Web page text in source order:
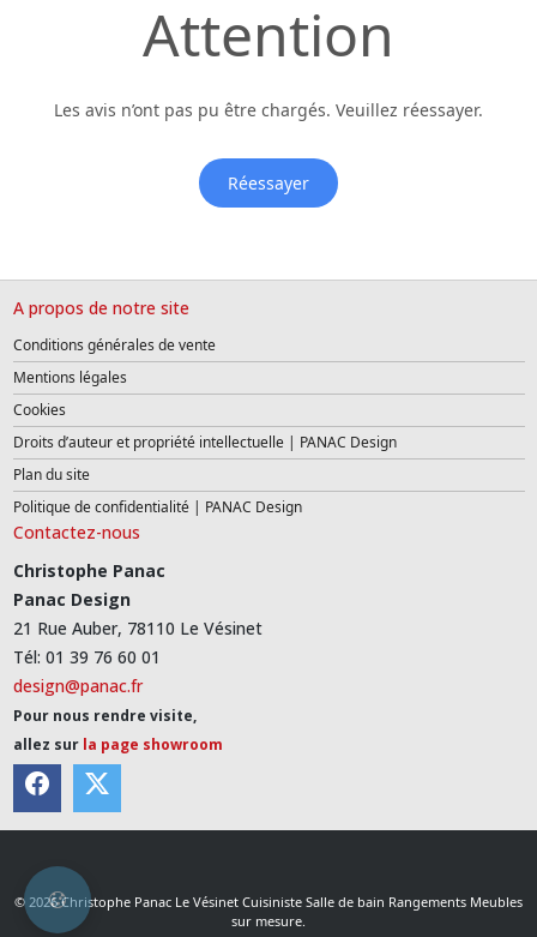
Attention
Les avis n’ont pas pu être chargés. Veuillez réessayer.
Réessayer
A propos de notre site
Conditions générales de vente
Mentions légales
Cookies
Droits d’auteur et propriété intellectuelle | PANAC Design
Plan du site
Politique de confidentialité | PANAC Design
Contactez-nous
Christophe Panac
Panac Design
21 Rue Auber, 78110 Le Vésinet
Tél: 01 39 76 60 01
design@panac.fr
Pour nous rendre visite,
allez sur la page showroom
© 2026 Christophe Panac Le Vésinet Cuisiniste Salle de bain Rangements Meubles
sur mesure.